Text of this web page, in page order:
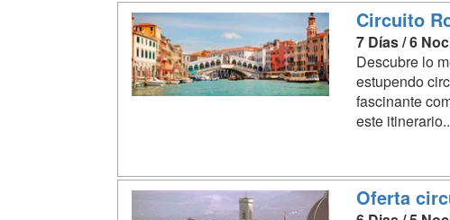
Circuito
7 Días / 6
Descubre lo
estupendo
fascinante
este
Oferta